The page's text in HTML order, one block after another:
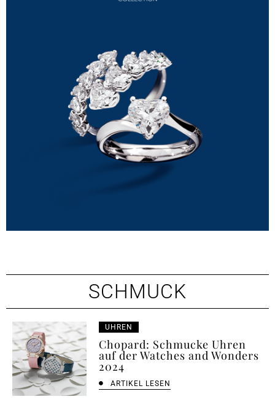
SCHMUCK
UHREN
Chopard: Schmucke Uhren
auf der Watches and Wonders
2024
ARTIKEL LESEN